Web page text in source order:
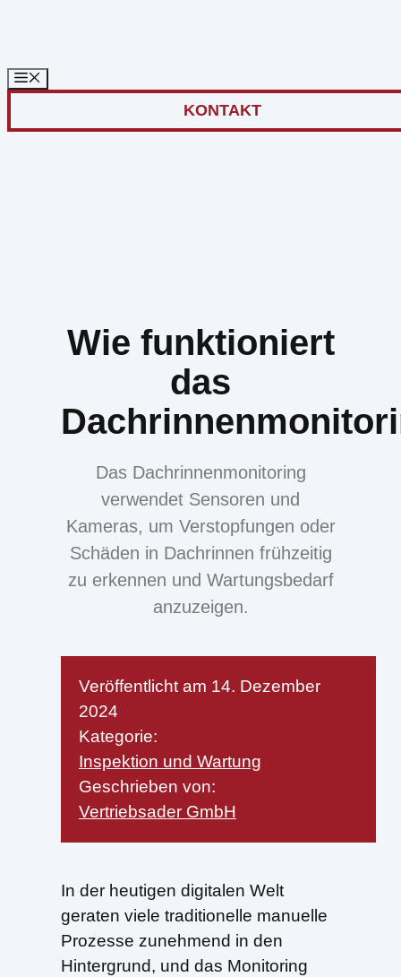
springen
KONTAKT
Wie funktioniert
das
Das Dachrinnenmonitoring
verwendet Sensoren und
Kameras, um Verstopfungen oder
Schäden in Dachrinnen frühzeitig
zu erkennen und Wartungsbedarf
anzuzeigen.
Veröffentlicht am 14. Dezember
2024
Kategorie:
Inspektion und Wartung
Geschrieben von:
Vertriebsader GmbH
In der heutigen digitalen Welt
geraten viele traditionelle manuelle
Prozesse zunehmend in den
Hintergrund, und das Monitoring